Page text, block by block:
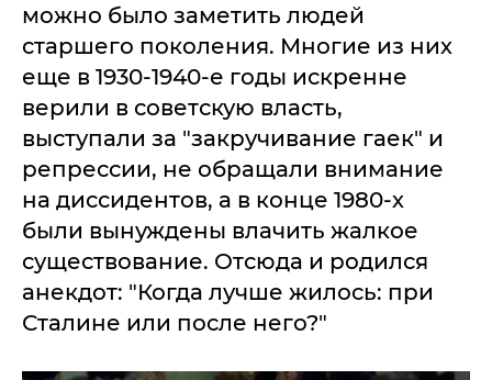
можно было заметить людей
старшего поколения. Многие из них
еще в 1930-1940-е годы искренне
верили в советскую власть,
выступали за "закручивание гаек" и
репрессии, не обращали внимание
на диссидентов, а в конце 1980-х
были вынуждены влачить жалкое
существование. Отсюда и родился
анекдот: "Когда лучше жилось: при
Сталине или после него?"